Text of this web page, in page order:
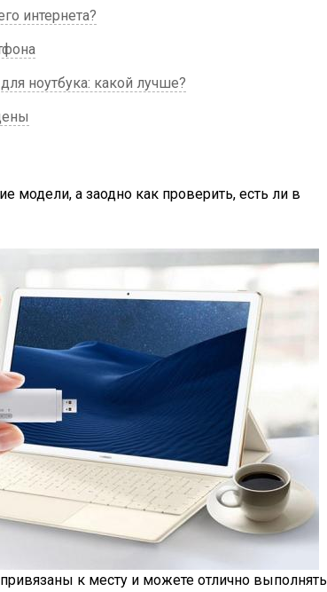
интернета?
ноутбука: какой лучше?
модели, а заодно как проверить, есть ли в
к месту и можете отлично выполнять